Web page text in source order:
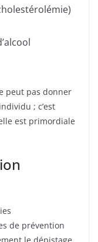
peut pas donner
; c’est
est primordiale
de prévention
le dépistage